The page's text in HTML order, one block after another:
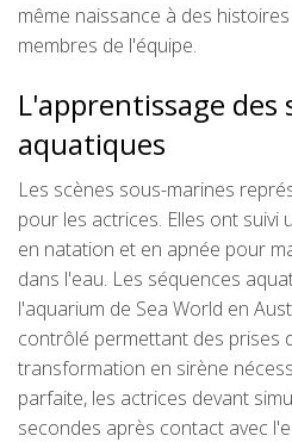
même naissance à des
membres de l'équipe.
L'apprentissage des
aquatiques
Les scènes sous-marines
pour les actrices. Elles ont
en natation et en apnée pour
dans l'eau. Les séquences
l'aquarium de Sea World en
contrôlé permettant des prises
transformation en sirène
parfaite, les actrices devant
secondes après contact avec